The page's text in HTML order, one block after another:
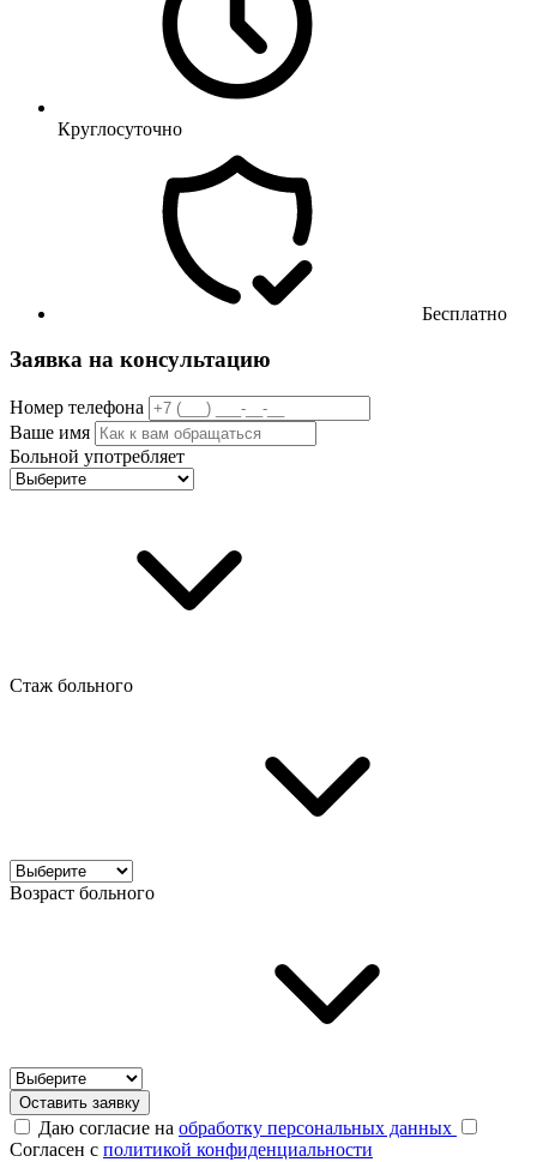
Круглосуточно
Бесплатно
Заявка на консультацию
Номер телефона
Ваше имя
Больной употребляет
Стаж больного
Возраст больного
Оставить заявку
Даю согласие на обработку персональных данных
Согласен с политикой конфиденциальности